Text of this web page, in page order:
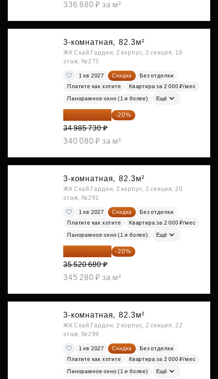
336 880 ₽ за м²
3-комнатная, 82.3м²
ЖК Скай Гарден, 2 корпус, 2 секция, 16
этаж, №275
1 кв 2027 Скидка
Без отделки
Платите как хотите
Квартира за 2 000 ₽/мес
Панорамное окно (1 и более) Ещё
27 988 584 ₽ -20%
34 985 730 ₽
340 080 ₽ за м²
3-комнатная, 82.3м²
ЖК Скай Гарден, 2 корпус, 2 секция, 20
этаж, №291
1 кв 2027 Скидка
Без отделки
Платите как хотите
Квартира за 2 000 ₽/мес
Панорамное окно (1 и более) Ещё
28 416 544 ₽ -20%
35 520 680 ₽
345 280 ₽ за м²
3-комнатная, 82.3м²
ЖК Скай Гарден, 2 корпус, 2 секция, 22
этаж, №299
1 кв 2027 Скидка
Без отделки
Платите как хотите
Квартира за 2 000 ₽/мес
Панорамное окно (1 и более) Ещё